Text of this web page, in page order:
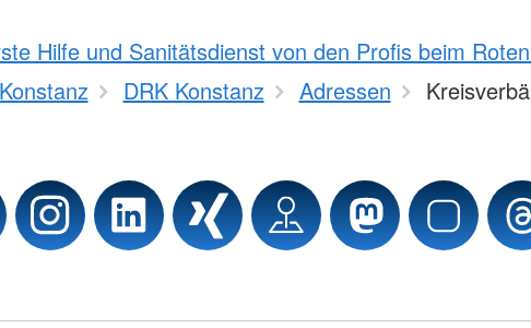
Hilfe und Sanitätsdienst von den Profis beim
Konstanz
DRK Konstanz Adressen